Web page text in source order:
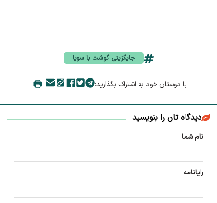
جایگزینی گوشت با سویا
با دوستان خود به اشتراک بگذارید:
دیدگاه تان را بنویسید
نام شما
رایانامه